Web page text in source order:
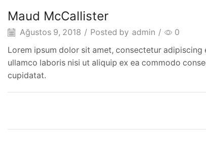
Maud McCallister
Ağustos 9, 2018 / Posted by admin /
0
Lorem ipsum dolor sit amet, consectetur
ullamco laboris nisi ut aliquip ex ea commodo
cupidatat.